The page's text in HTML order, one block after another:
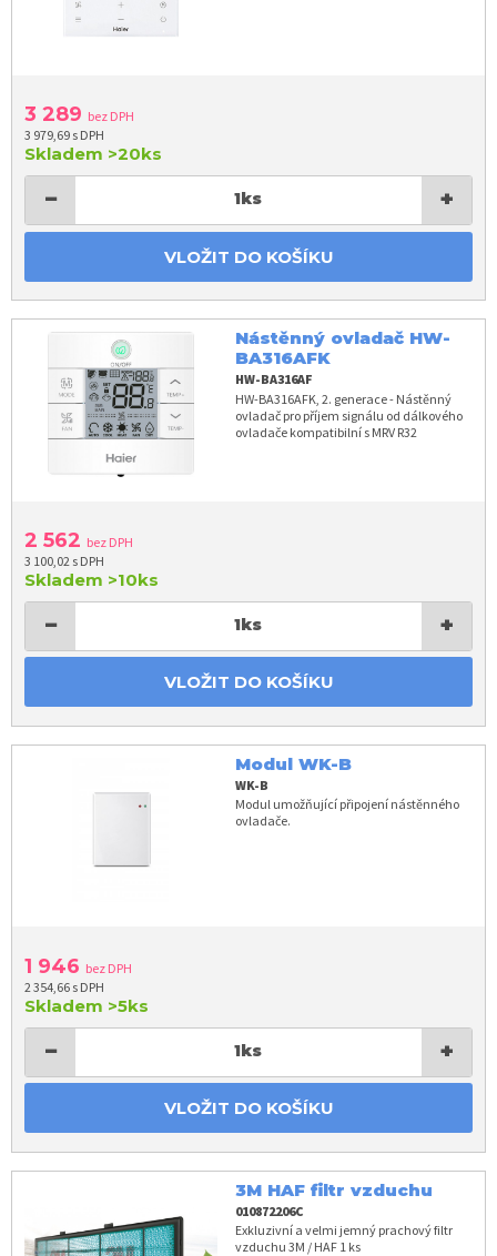
3 289 bez DPH
3 979,69 s DPH
Skladem >20ks
− 1ks +
VLOŽIT DO KOŠÍKU
Nástěnný ovladač HW-
BA316AFK
HW-BA316AF
HW-BA316AFK, 2. generace - Nástěnný
ovladač pro příjem signálu od dálkového
ovladače kompatibilní s MRV R32
2 562 bez DPH
3 100,02 s DPH
Skladem >10ks
− 1ks +
VLOŽIT DO KOŠÍKU
Modul WK-B
WK-B
Modul umožňující připojení nástěnného
ovladače.
1 946 bez DPH
2 354,66 s DPH
Skladem >5ks
− 1ks +
VLOŽIT DO KOŠÍKU
3M HAF filtr vzduchu
010872206C
Exkluzivní a velmi jemný prachový filtr
vzduchu 3M / HAF 1 ks